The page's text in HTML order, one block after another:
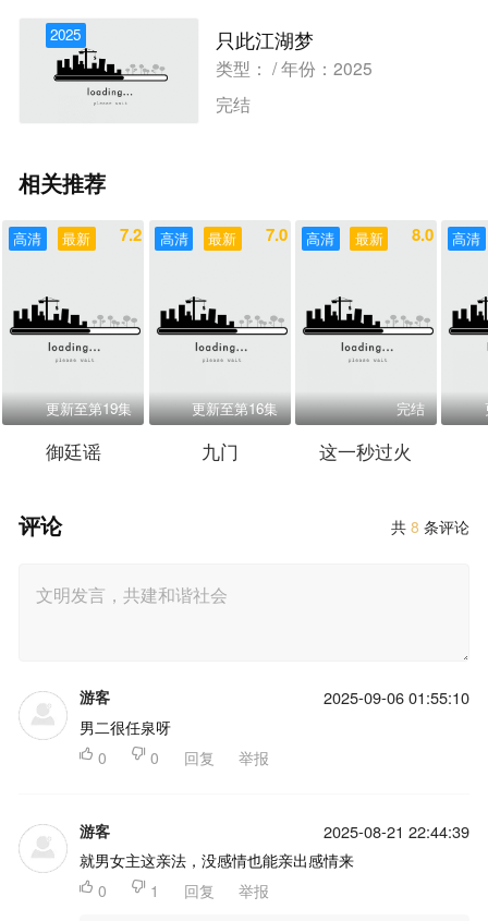
2025 只此江湖梦
类型： / 年份：2025
完结
相关推荐
最新
高清 7.2
更新至第19集
御廷谣
最新
高清 7.0
更新至第16集
九门
最新
高清 8.0
完结
这一秒过火
高清
共8 条评论
评论
游客 2025-09-06 01:55:10
男二很任泉呀
 0  0 回复 举报
游客 2025-08-21 22:44:39
就男女主这亲法，没感情也能亲出感情来
 0  1 回复 举报